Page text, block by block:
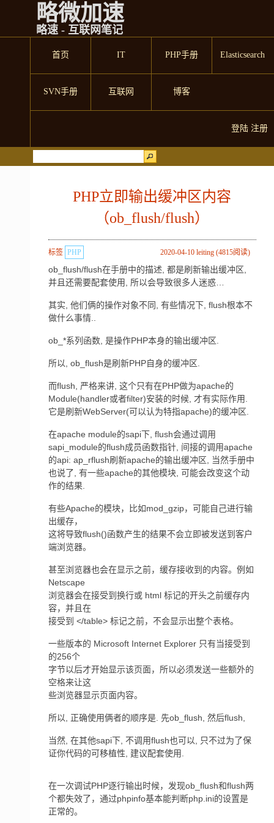
略微加速
略速 - 互联网笔记
首页 IT PHP手册 Elasticsearch
SVN手册 互联网 博客
登陆 注册
PHP立即输出缓冲区内容
（ob_flush/flush）
2020-04-10 leiting (4815阅读)
标签 PHP
ob_flush/flush在手册中的描述, 都是刷新输出缓冲区,
并且还需要配套使用, 所以会导致很多人迷惑…
其实, 他们俩的操作对象不同, 有些情况下, flush根本不
做什么事情..
ob_*系列函数, 是操作PHP本身的输出缓冲区.
所以, ob_flush是刷新PHP自身的缓冲区.
而flush, 严格来讲, 这个只有在PHP做为apache的
Module(handler或者filter)安装的时候, 才有实际作用.
它是刷新WebServer(可以认为特指apache)的缓冲区.
在apache module的sapi下, flush会通过调用
sapi_module的flush成员函数指针, 间接的调用apache
的api: ap_rflush刷新apache的输出缓冲区, 当然手册中
也说了, 有一些apache的其他模块, 可能会改变这个动
作的结果.
有些Apache的模块，比如mod_gzip，可能自己进行输
出缓存，
这将导致flush()函数产生的结果不会立即被发送到客户
端浏览器。
甚至浏览器也会在显示之前，缓存接收到的内容。例如
Netscape
浏览器会在接受到换行或 html 标记的开头之前缓存内
容，并且在
接受到 </table> 标记之前，不会显示出整个表格。
一些版本的 Microsoft Internet Explorer 只有当接受到
的256个
字节以后才开始显示该页面，所以必须发送一些额外的
空格来让这
些浏览器显示页面内容。
所以, 正确使用俩者的顺序是. 先ob_flush, 然后flush,
当然, 在其他sapi下, 不调用flush也可以, 只不过为了保
证你代码的可移植性, 建议配套使用.
在一次调试PHP逐行输出时候，发现ob_flush和flush两
个都失效了，通过phpinfo基本能判断php.ini的设置是
正常的。